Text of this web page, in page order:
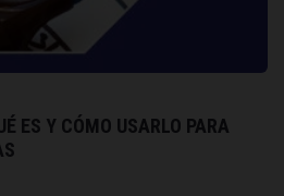
ES Y CÓMO USARLO PARA